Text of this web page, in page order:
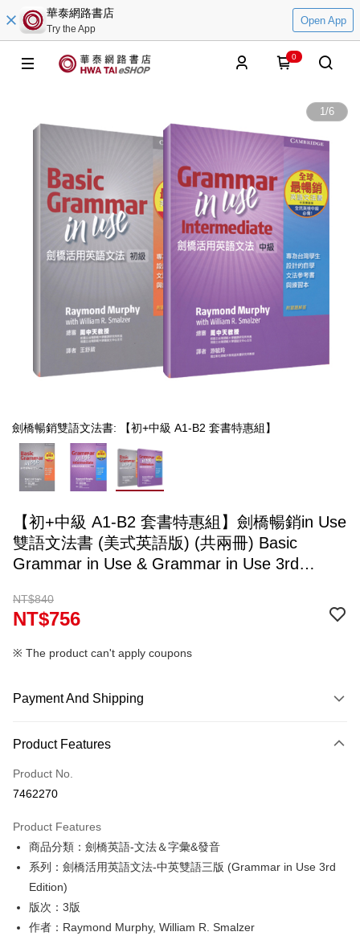
華泰網路書店
Try the App
Open App
0
1/6
劍橋暢銷雙語文法書: 【初+中級 A1-B2 套書特惠組】
【初+中級 A1-B2 套書特惠組】劍橋暢銷in Use
雙語文法書 (美式英語版) (共兩冊) Basic
Grammar in Use & Grammar in Use 3rd
NT$840
NT$756
※ The product can't apply coupons
Payment And Shipping
Credit Card (Full Payment)
Convenience Store Pickup and Pay
Google Pay
ATM Transfer
Shipping Method
全家取貨付款
Product Features
Product No.
7462270
Product Features
商品分類：劍橋英語-文法＆字彙&發音
系列：劍橋活用英語文法-中英雙語三版 (Grammar in Use 3rd
Edition)
版次：3版
作者：Raymond Murphy, William R. Smalzer